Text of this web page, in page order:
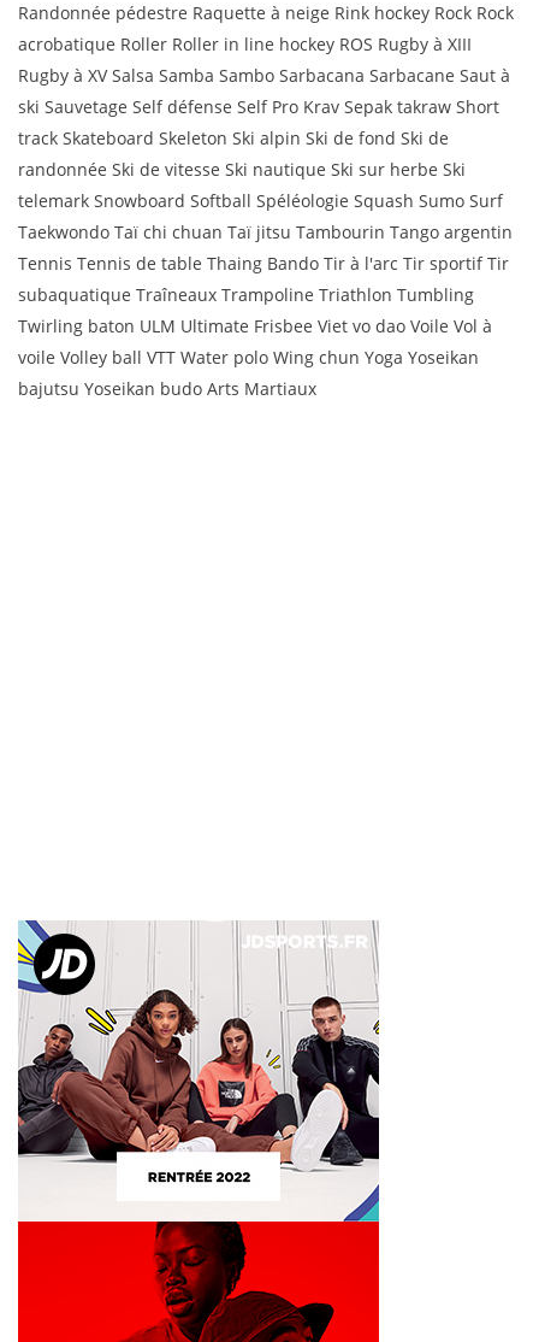
Randonnée pédestre Raquette à neige Rink hockey Rock Rock
acrobatique Roller Roller in line hockey ROS Rugby à XIII
Rugby à XV Salsa Samba Sambo Sarbacana Sarbacane Saut à
ski Sauvetage Self défense Self Pro Krav Sepak takraw Short
track Skateboard Skeleton Ski alpin Ski de fond Ski de
randonnée Ski de vitesse Ski nautique Ski sur herbe Ski
telemark Snowboard Softball Spéléologie Squash Sumo Surf
Taekwondo Taï chi chuan Taï jitsu Tambourin Tango argentin
Tennis Tennis de table Thaing Bando Tir à l'arc Tir sportif Tir
subaquatique Traîneaux Trampoline Triathlon Tumbling
Twirling baton ULM Ultimate Frisbee Viet vo dao Voile Vol à
voile Volley ball VTT Water polo Wing chun Yoga Yoseikan
bajutsu Yoseikan budo Arts Martiaux